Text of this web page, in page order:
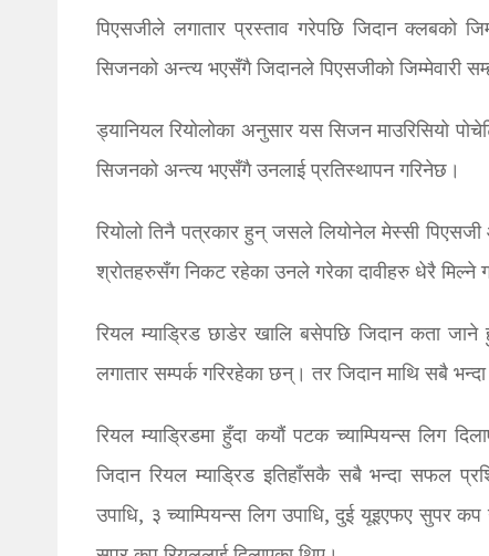
पिएसजीले लगातार प्रस्ताव गरेपछि जिदान क्लबको
सिजनको अन्त्य भएसँगै जिदानले पिएसजीको जिम्मेवारी
ड्यानियल रियोलोका अनुसार यस सिजन माउरिसियो
सिजनको अन्त्य भएसँगै उनलाई प्रतिस्थापन गरिनेछ।
रियोलो तिनै पत्रकार हुन् जसले लियोनेल मेस्सी
श्रोतहरुसँग निकट रहेका उनले गरेका दावीहरु धेरै मिल्ने
रियल म्याड्रिड छाडेर खालि बसेपछि जिदान कता
लगातार सम्पर्क गरिरहेका छन्। तर जिदान माथि सबै
रियल म्याड्रिडमा हुँदा कयौं पटक च्याम्पियन्स लिग
जिदान रियल म्याड्रिड इतिहाँसकै सबै भन्दा सफल
उपाधि, ३ च्याम्पियन्स लिग उपाधि, दुई यूइएफए सुपर